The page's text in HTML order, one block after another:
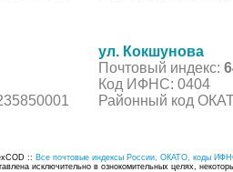
ул. Кокшунова
Почтовый индекс:
Код ИФНС: 0404
Районный код
:: Все почтовые индексы России, ОКАТО, коды
исключительно в ознокомительных целях,